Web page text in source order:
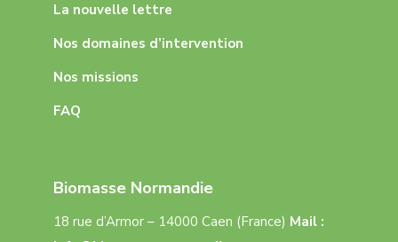
La nouvelle lettre
Nos domaines d’intervention
Nos missions
FAQ
Biomasse Normandie
18 rue d’Armor – 14000 Caen (France) Mail :